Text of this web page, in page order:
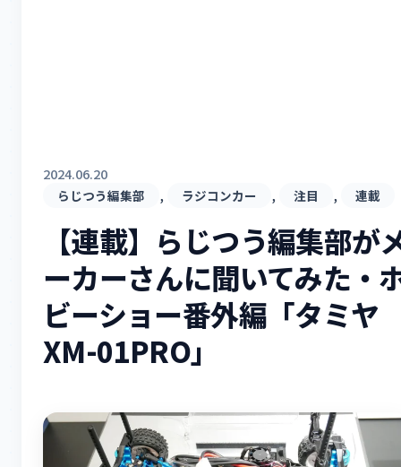
2024.06.20
らじつう編集部 , ラジコンカー , 注目 , 連載
【連載】らじつう編集部が
ーカーさんに聞いてみた・
ビーショー番外編「タミヤ
XM-01PRO」